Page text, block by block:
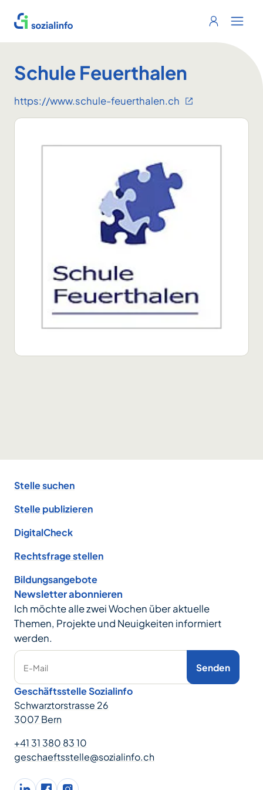
Sozialinfo
Login
Schule Feuerthalen
https://www.schule-feuerthalen.ch
Stelle suchen
Stelle publizieren
DigitalCheck
Rechtsfrage stellen
Bildungsangebote
Newsletter abonnieren
Ich möchte alle zwei Wochen über aktuelle
Themen, Projekte und Neuigkeiten informiert
werden.
E-Mail Senden
Geschäftsstelle Sozialinfo
Schwarztorstrasse 26
3007 Bern
+41 31 380 83 10
geschaeftsstelle@sozialinfo.ch